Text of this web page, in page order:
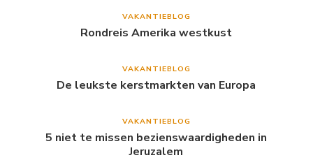
VAKANTIEBLOG
Rondreis Amerika westkust
VAKANTIEBLOG
De leukste kerstmarkten van Europa
VAKANTIEBLOG
5 niet te missen bezienswaardigheden in
Jeruzalem